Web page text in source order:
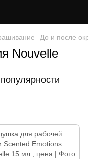
До и после
Nouvelle